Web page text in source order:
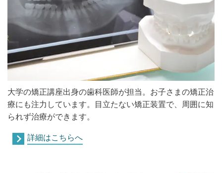
大学の矯正講座出身の歯科医師が担当。お子さまの矯正治
療にも注力しています。目立たない矯正装置で、周囲に知
られず治療ができます。
詳細はこちらへ